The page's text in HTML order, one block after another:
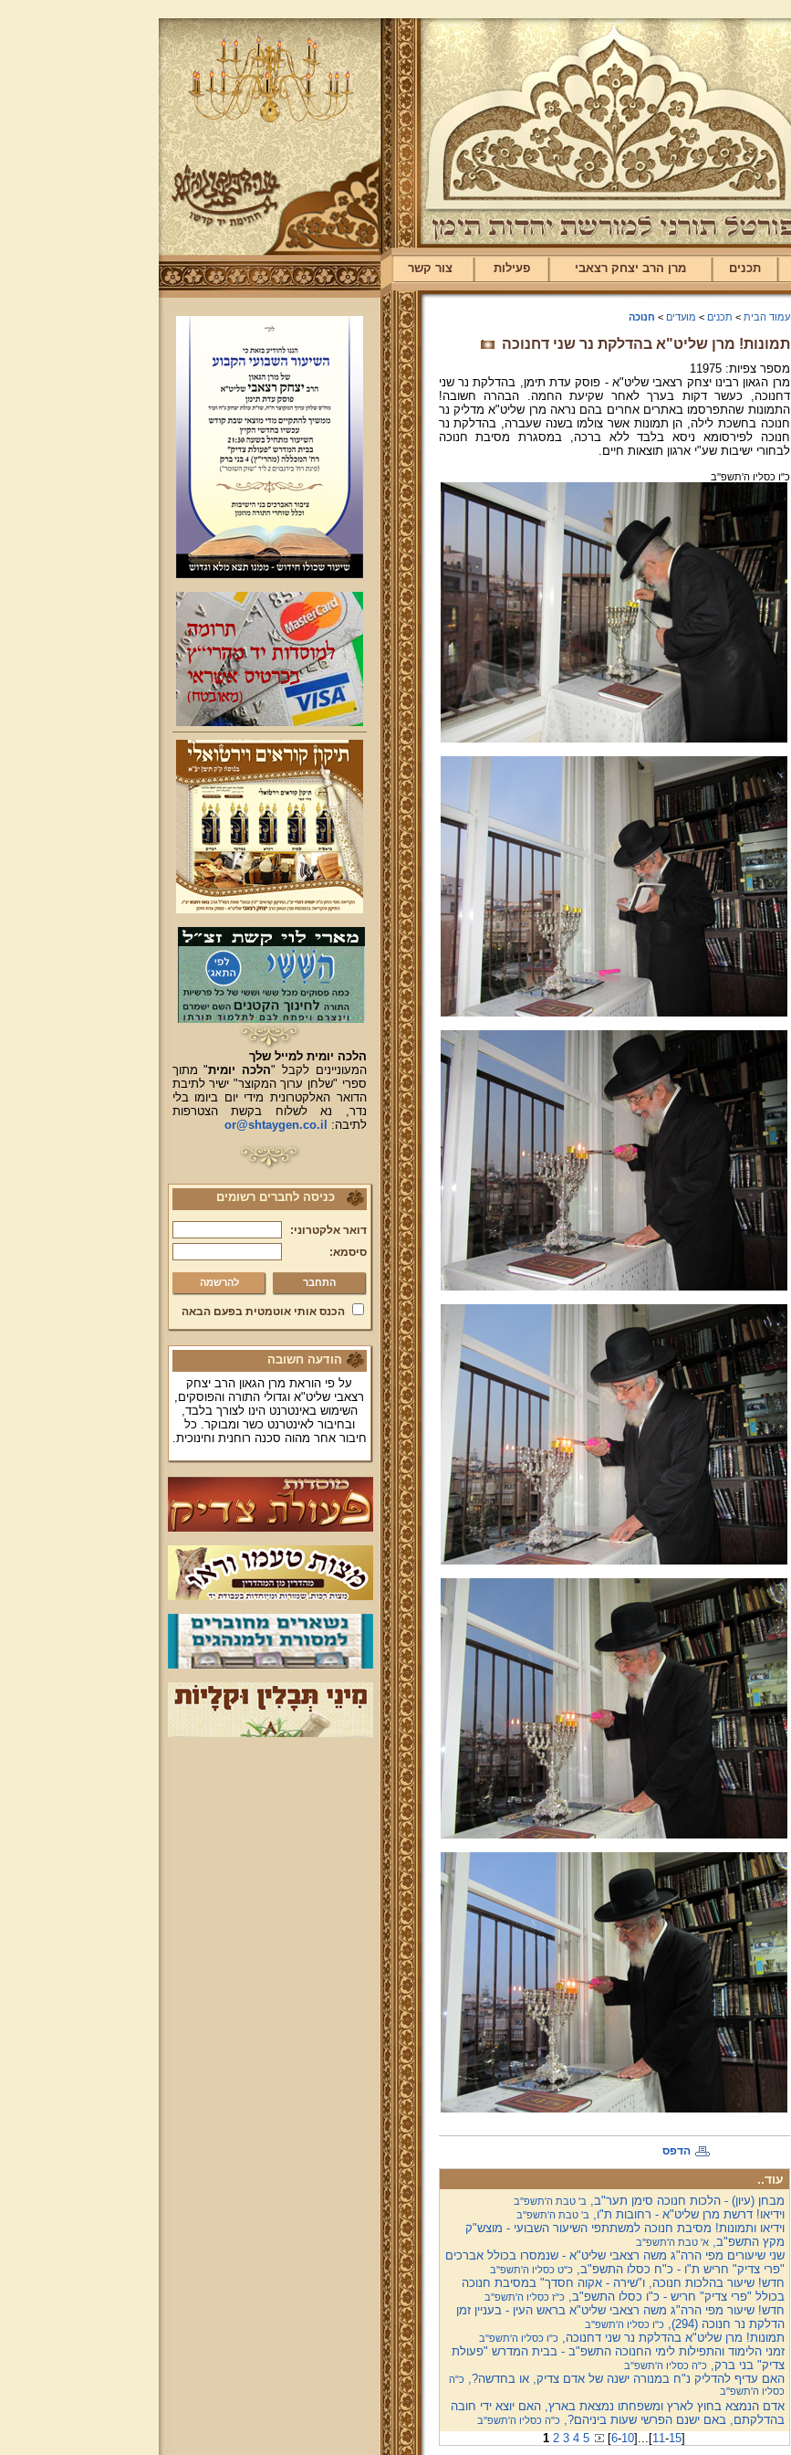
תכנים מרן הרב יצחק רצאבי פעילות צור קשר
עמוד הבית > תכנים > מועדים > חנוכה
תמונות! מרן שליט"א בהדלקת נר שני דחנוכה
מספר צפיות: 11975
מרן הגאון רבינו יצחק רצאבי שליט"א - פוסק עדת תימן, בהדלקת נר שני
דחנוכה, כעשר דקות בערך לאחר שקיעת החמה. הבהרה חשובה!
התמונות שהתפרסמו באתרים אחרים בהם נראה מרן שליט"א מדליק נר
חנוכה בחשכת לילה, הן תמונות אשר צולמו בשנה שעברה, בהדלקת נר
חנוכה לפירסומא ניסא בלבד ללא ברכה, במסגרת מסיבת חנוכה
לבחורי ישיבות שע"י ארגון תוצאות חיים.
כ"ו כסליו ה'תשפ''ב
הדפס
עוד..
מבחן (עיון) - הלכות חנוכה סימן תער"ב,ב' טבת ה'תשפ''ב
וידיאו! דרשת מרן שליט"א - רחובות ת"ו,ב' טבת ה'תשפ''ב
וידיאו ותמונות! מסיבת חנוכה למשתתפי השיעור השבועי - מוצש"ק
מקץ התשפ"ב,א' טבת ה'תשפ''ב
שני שיעורים מפי הרה"ג משה רצאבי שליט"א - שנמסרו בכולל אברכים
"פרי צדיק" חריש ת"ו - כ"ח כסלו התשפ"ב,כ"ט כסליו ה'תשפ''ב
חדש! שיעור בהלכות חנוכה, ו"שירה - אקוה חסדך" במסיבת חנוכה
בכולל "פרי צדיק" חריש - כ"ו כסלו התשפ"ב,כ"ז כסליו ה'תשפ''ב
חדש! שיעור מפי הרה"ג משה רצאבי שליט"א בראש העין - בעניין זמן
הדלקת נר חנוכה (294),
כ"ו כסליו ה'תשפ''ב
תמונות! מרן שליט"א בהדלקת נר שני דחנוכה,כ"ו כסליו ה'תשפ''ב
זמני הלימוד והתפילות לימי החנוכה התשפ"ב - בבית המדרש "פעולת
צדיק" בני ברק,כ"ה כסליו ה'תשפ''ב
האם עדיף להדליק נ"ח במנורה ישנה של אדם צדיק, או בחדשה?,כ"ה
כסליו ה'תשפ''ב
אדם הנמצא בחוץ לארץ ומשפחתו נמצאת בארץ, האם יוצא ידי חובה
בהדלקתם, באם ישנם הפרשי שעות ביניהם?,כ"ה כסליו ה'תשפ''ב
1 2 3 4 5 [6-10] ... [11-15]
הלכה יומית למייל שלך
המעוניינים לקבל "הלכה יומית" מתוך
ספרי "שלחן ערוך המקוצר" ישיר לתיבת
הדואר האלקטרונית מידי יום ביומו בלי
נדר, נא לשלוח בקשת הצטרפות
לתיבה:
or@shtaygen.co.il
כניסה לחברים רשומים
דואר אלקטרוני:
סיסמא:
להרשמה
הכנס אותי אוטמטית בפעם הבאה
הודעה חשובה
על פי הוראת מרן הגאון הרב יצחק
רצאבי שליט"א וגדולי התורה והפוסקים,
השימוש באינטרנט הינו לצורך בלבד,
ובחיבור לאינטרנט כשר ומבוקר. כל
חיבור אחר מהוה סכנה רוחנית וחינוכית.